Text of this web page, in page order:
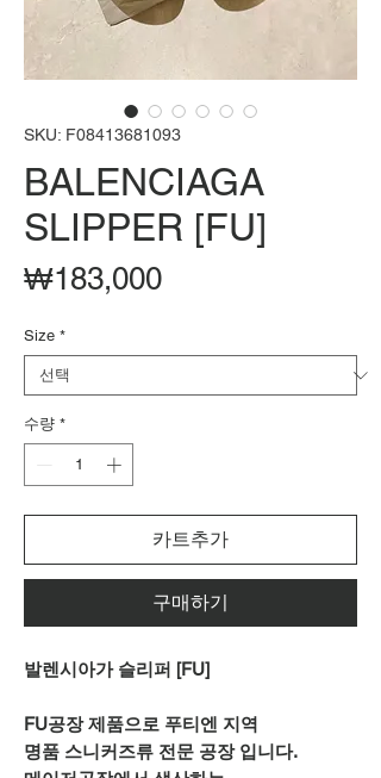
SKU: F08413681093
BALENCIAGA
SLIPPER [FU]
₩183,000가
Size *
수량 *
카트추가
구매하기
발렌시아가 슬리퍼 [FU]
FU공장 제품으로 푸티엔 지역
명품 스니커즈류 전문 공장 입니다.